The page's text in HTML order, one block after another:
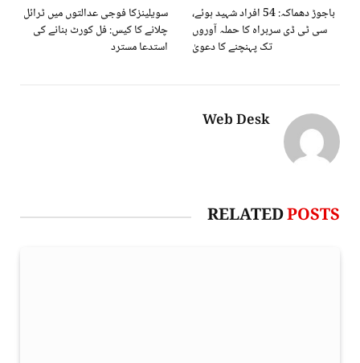
باجوڑ دھماکہ: 54 افراد شہید ہوئے،
سی ٹی ڈی سربراہ کا حملہ آوروں
تک پہنچنے کا دعویٰ
سویلینزکا فوجی عدالتوں میں ٹرائل
چلانے کا کیس: فل کورٹ بنانے کی
استدعا مسترد
Web Desk
RELATEDPOSTS